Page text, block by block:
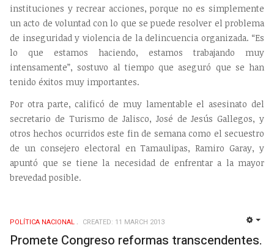
instituciones y recrear acciones, porque no es simplemente
un acto de voluntad con lo que se puede resolver el problema
de inseguridad y violencia de la delincuencia organizada. “Es
lo que estamos haciendo, estamos trabajando muy
intensamente”, sostuvo al tiempo que aseguró que se han
tenido éxitos muy importantes.
Por otra parte, calificó de muy lamentable el asesinato del
secretario de Turismo de Jalisco, José de Jesús Gallegos, y
otros hechos ocurridos este fin de semana como el secuestro
de un consejero electoral en Tamaulipas, Ramiro Garay, y
apuntó que se tiene la necesidad de enfrentar a la mayor
brevedad posible.
POLÍ­TICA NACIONAL CREATED: 11 MARCH 2013
Promete Congreso reformas transcendentes.